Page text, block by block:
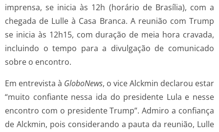
imprensa, se inicia às 12h (horário de Brasília), com a
chegada de Lulle à Casa Branca. A reunião com Trump
se inicia às 12h15, com duração de meia hora cravada,
incluindo o tempo para a divulgação de comunicado
sobre o encontro.
Em entrevista à GloboNews, o vice Alckmin declarou estar
“muito confiante nessa ida do presidente Lula e nesse
encontro com o presidente Trump”. Admiro a confiança
de Alckmin, pois considerando a pauta da reunião, Lulle